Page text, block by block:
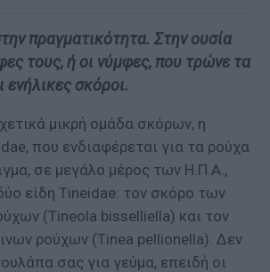
πραγματικότητα. Στην ουσία
τους, ή οι νύμφες, που τρώνε τα
ενήλικες σκόροι.
μικρή ομάδα σκόρων, η
που ενδιαφέρεται για τα ρούχα
σε μεγάλο μέρος των Η.Π.Α.,
είδη Tineidae: τον σκόρο των
(Tineola bisselliella) και τον
ρούχων (Tinea pellionella). Δεν
σας για γεύμα, επειδή οι